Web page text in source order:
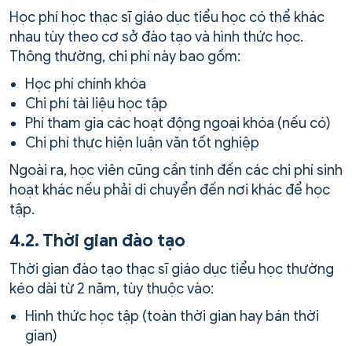
Học phí học thạc sĩ giáo dục tiểu học có thể khác
nhau tùy theo cơ sở đào tạo và hình thức học.
Thông thường, chi phí này bao gồm:
Học phí chính khóa
Chi phí tài liệu học tập
Phí tham gia các hoạt động ngoại khóa (nếu có)
Chi phí thực hiện luận văn tốt nghiệp
Ngoài ra, học viên cũng cần tính đến các chi phí sinh
hoạt khác nếu phải di chuyển đến nơi khác để học
tập.
4.2. Thời gian đào tạo
Thời gian đào tạo thạc sĩ giáo dục tiểu học thường
kéo dài từ 2 năm, tùy thuộc vào:
Hình thức học tập (toàn thời gian hay bán thời
gian)